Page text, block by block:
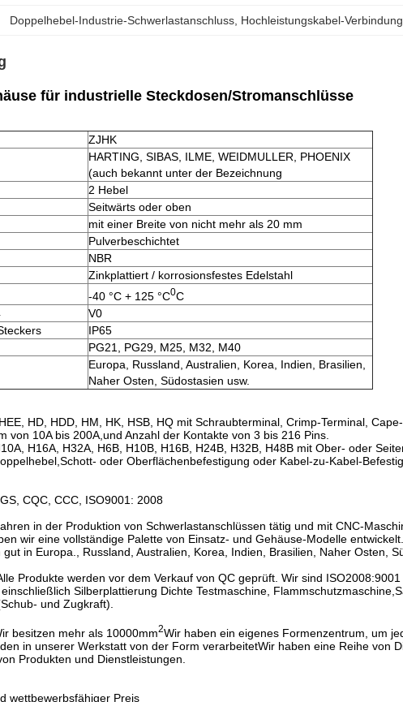
Doppelhebel-Industrie-Schwerlastanschluss Hochleistungskabel-
für industrielle Steckdosen/Stromanschlüsse
ZJHK
HARTING, SIBAS, ILME, WEIDMULLER, PHOENIX
(auch bekannt unter der Bezeichnung
2 Hebel
Seitwärts oder oben
mit einer Breite von nicht mehr als 20 mm
Pulverbeschichtet
NBR
Zinkplattiert / korrosionsfestes Edelstahl
-40 °C + 125 °C0C
V0
IP65
PG21, PG29, M25, M32, M40
Europa, Russland, Australien, Korea, Indien, Brasilien,
Naher Osten, Südostasien usw.
HD, HDD, HM, HK, HSB, HQ mit Schraubterminal, Crimp-Terminal,
von 10A bis 200A,und Anzahl der Kontakte von 3 bis 216 Pins.
H16A, H32A, H6B, H10B, H16B, H24B, H32B, H48B mit Ober- oder
oder Oberflächenbefestigung oder Kabel-zu-Kabel-
CQC, CCC, ISO9001: 2008
in der Produktion von Schwerlastanschlüssen tätig und mit CNC-
wir eine vollständige Palette von Einsatz- und Gehäuse-Modelle
in Europa., Russland, Australien, Korea, Indien, Brasilien, Naher Osten,
Produkte werden vor dem Verkauf von QC geprüft. Wir sind
Silberplattierung Dichte Testmaschine,
und Zugkraft).
besitzen mehr als 10000mm2Wir haben ein eigenes Formenzentrum, um
in unserer Werkstatt von der Form verarbeitetWir haben eine Reihe von
Produkten und Dienstleistungen.
wettbewerbsfähiger Preis